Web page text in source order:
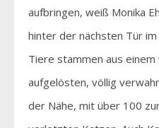
aufbringen, weiß Monika
hinter der nächsten Tür
Tiere stammen aus einem
aufgelösten, völlig
der Nähe, mit über 100